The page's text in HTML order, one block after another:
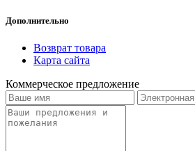
Дополнительно
Возврат товара
Карта сайта
Коммерческое предложение